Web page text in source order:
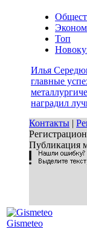
Топ
Илья
главные
наградил
Контакты |
Публикация
Gismeteo